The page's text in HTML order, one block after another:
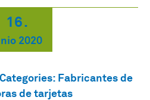
16.
2020
Categories: Fabricantes de
de tarjetas